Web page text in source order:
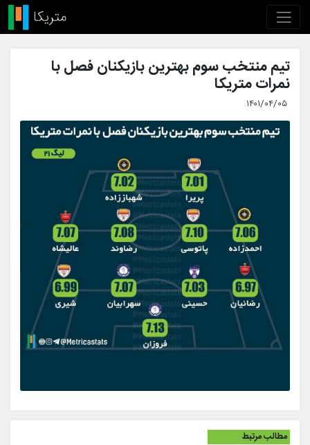
تیم منتخب سوم بهترین بازیکنان فصل با
نمرات متریکا
مطالب مرتبط